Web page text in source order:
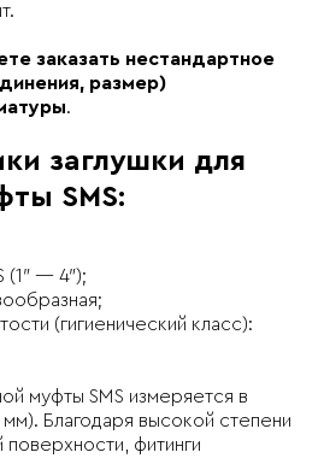
заказать нестандартное
размер)
.
заглушки для
SMS:
(1″ — 4″);
(гигиенический класс):
муфты SMS измеряется в
Благодаря высокой степени
фитинги